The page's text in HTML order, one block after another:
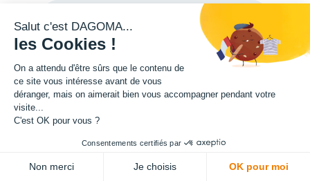
20,82€HT
(20,82 TVA comprise)
Salut c'est DAGOMA...
les Cookies !
On a attendu d'être sûrs que le contenu de
ce site vous intéresse avant de vous
déranger, mais on aimerait bien vous accompagner pendant votre
visite...
C'est OK pour vous ?
Consentements certifiés par
Non merci Je choisis OK pour moi